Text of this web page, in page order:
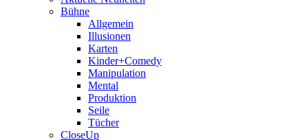
Bühne
Allgemein
Illusionen
Karten
Kinder+Comedy
Manipulation
Mental
Produktion
Seile
Tücher
CloseUp